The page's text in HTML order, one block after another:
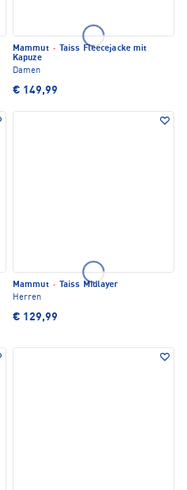
Mammut ·
Taiss Fleecejacke mit
Kapuze
Damen
€ 149,99
Mammut ·
Taiss Midlayer
Herren
€ 129,99